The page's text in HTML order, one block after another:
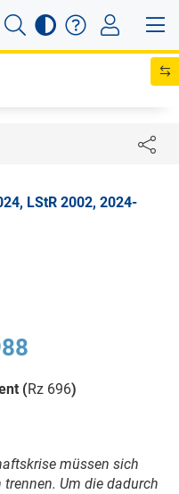
LStR 2002, 2024-
(Rz 696)
müssen sich
Um die dadurch